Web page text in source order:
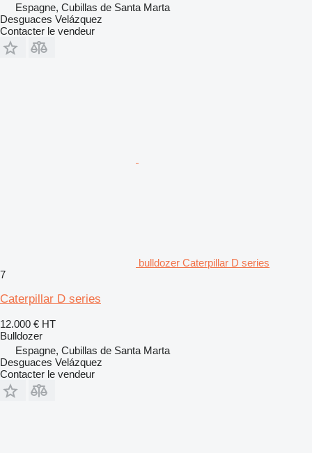
Espagne, Cubillas de Santa Marta
Desguaces Velázquez
Contacter le vendeur
bulldozer Caterpillar D series
7
Caterpillar D series
12.000 € HT
Bulldozer
Espagne, Cubillas de Santa Marta
Desguaces Velázquez
Contacter le vendeur